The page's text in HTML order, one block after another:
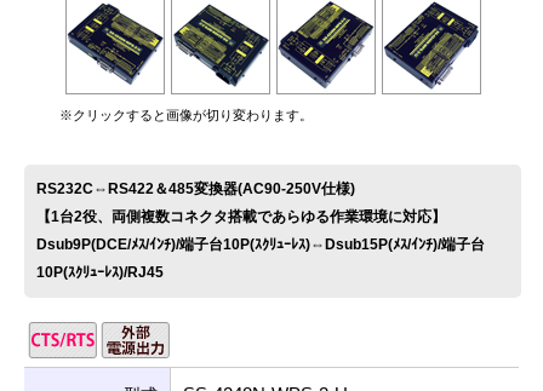
※クリックすると画像が切り変わります。
RS232C⇔RS422＆485変換器(AC90-250V仕様)
【1台2役、両側複数コネクタ搭載であらゆる作業環境に対応】
Dsub9P(DCE/ﾒｽ/ｲﾝﾁ)/端子台10P(ｽｸﾘｭｰﾚｽ)⇔Dsub15P(ﾒｽ/ｲﾝﾁ)/端子台
10P(ｽｸﾘｭｰﾚｽ)/RJ45